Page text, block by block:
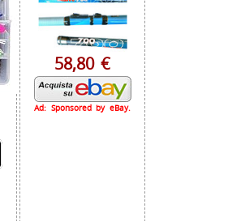
58,80 €
Ad: Sponsored by eBay.